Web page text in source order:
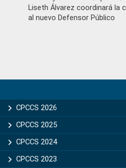
Liseth Álvarez coordinará la
al nuevo Defensor Público
Sidebar
CPCCS 2026
CPCCS 2025
CPCCS 2024
CPCCS 2023